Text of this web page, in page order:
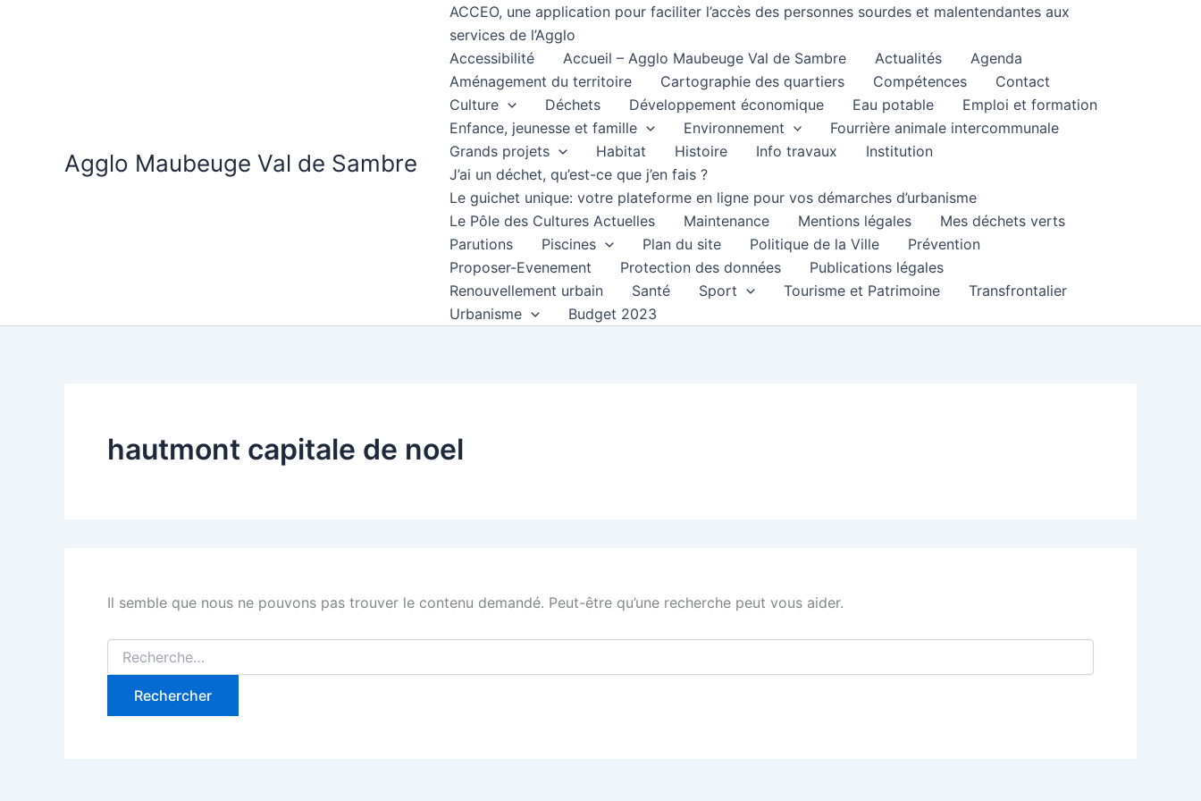
Agglo Maubeuge Val de Sambre
ACCEO, une application pour faciliter l’accès des personnes sourdes et malentendantes aux
services de l’Agglo
Accessibilité
Accueil – Agglo Maubeuge Val de Sambre Actualités
Agenda
Aménagement du territoire
Cartographie des quartiers Compétences
Contact
Culture
Déchets Développement économique Eau potable
Emploi et formation
Enfance, jeunesse et famille
Environnement
Fourrière animale intercommunale
Grands projets
Habitat Histoire Info travaux
Institution
J’ai un déchet, qu’est-ce que j’en fais ?
Le guichet unique: votre plateforme en ligne pour vos démarches d’urbanisme
Le Pôle des Cultures Actuelles
Maintenance Mentions légales
Mes déchets verts
Parutions
Piscines Plan du site Politique de la Ville
Prévention
Proposer-Evenement
Protection des données
Publications légales
Renouvellement urbain
Santé Sport Tourisme et Patrimoine
Transfrontalier
Urbanisme
Budget 2023
hautmont capitale de noel
Il semble que nous ne pouvons pas trouver le contenu demandé. Peut-être qu’une recherche peut vous aider.
Rechercher :